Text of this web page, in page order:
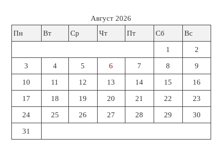
Август 2026
Пн
Вт Ср Чт Пт Сб Вс
1 2
3 4 5 6 7 8 9
10 11 12 13 14 15 16
17 18 19 20 21 22 23
24 25 26 27 28 29 30
31